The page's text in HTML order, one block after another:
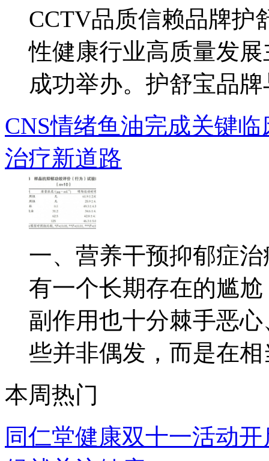
CCTV品质信赖品牌护
性健康行业高质量发
成功举办。护舒宝品牌
CNS情绪鱼油完成关键
治疗新道路
一、营养干预抑郁症
有一个长期存在的尴
副作用也十分棘手恶
些并非偶发，而是在相
本周热门
同仁堂健康双十一活动